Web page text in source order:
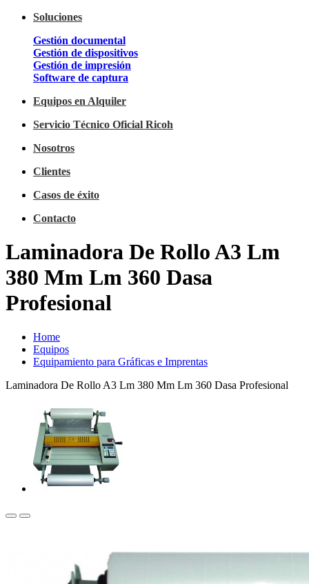
Soluciones
Gestión documental
Gestión de dispositivos
Gestión de impresión
Software de captura
Equipos en Alquiler
Servicio Técnico Oficial Ricoh
Nosotros
Clientes
Casos de éxito
Contacto
Laminadora De Rollo A3 Lm
380 Mm Lm 360 Dasa
Profesional
Home
Equipos
Equipamiento para Gráficas e Imprentas
Laminadora De Rollo A3 Lm 380 Mm Lm 360 Dasa Profesional